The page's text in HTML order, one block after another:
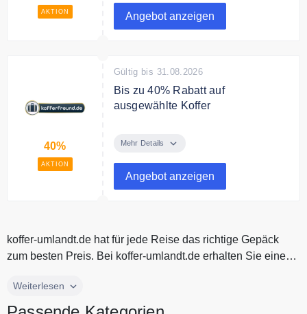
AKTION Angebot anzeigen
40%
AKTION
Gültig bis 31.08.2026
Bis zu 40% Rabatt auf
ausgewählte Koffer
ausgewählte Koffer.
Mehr Details
Angebot anzeigen
koffer-umlandt.de hat für jede Reise das richtige Gepäck
zum besten Preis. Bei koffer-umlandt.de erhalten Sie eine
koffer-umlandt.de hat für jede Reise das richtige Gepäck
Weiterlesen